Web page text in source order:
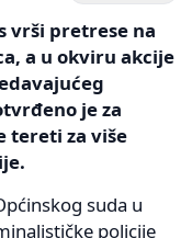
vrši pretrese na
a u okviru akcije
je za
tereti za više
suda u
policije